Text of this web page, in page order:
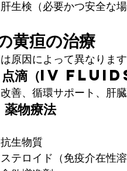
肝生検（必要かつ安全な場
黄疸の治療
原因によって異なりま
滴（IV Fluids
善、循環サポート、肝
物療法
抗生物質
ステロイド（免疫介在性